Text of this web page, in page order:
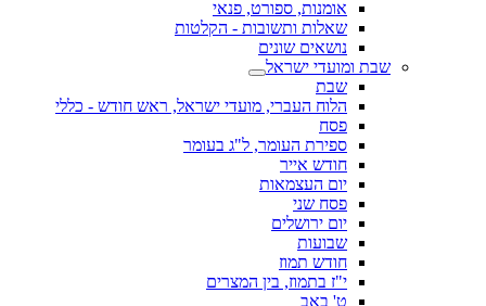
אומנות, ספורט, פנאי
שאלות ותשובות - הקלטות
נושאים שונים
שבת ומועדי ישראל
שבת
הלוח העברי, מועדי ישראל, ראש חודש - כללי
פסח
ספירת העומר, ל"ג בעומר
חודש אייר
יום העצמאות
פסח שני
יום ירושלים
שבועות
חודש תמוז
י"ז בתמוז, בין המצרים
ט' באב